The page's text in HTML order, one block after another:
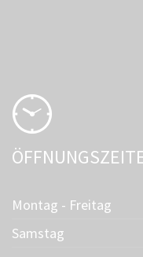
Montag - Freitag
Samstag